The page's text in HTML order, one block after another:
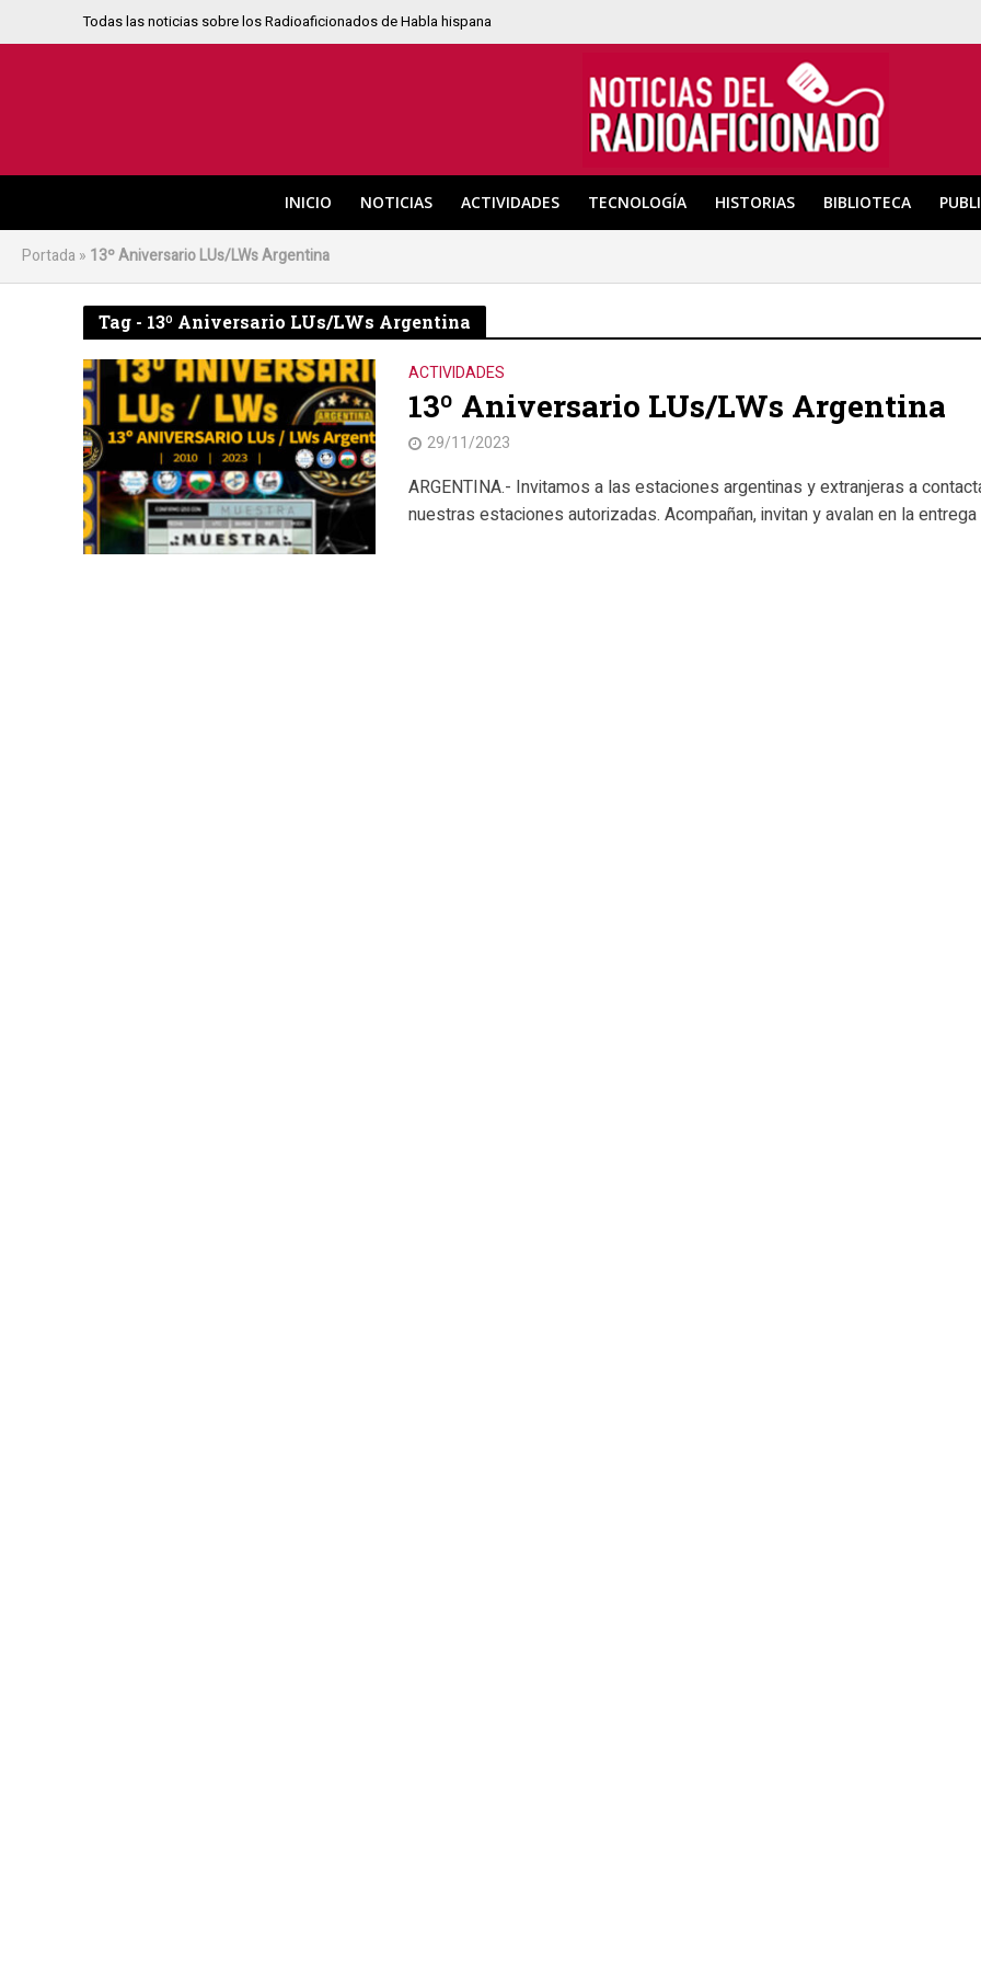
Todas las noticias sobre los Radioaficionados de Habla hispana
INICIO NOTICIAS ACTIVIDADES TECNOLOGÍA HISTORIAS BIBLIOTECA
Portada » 13º Aniversario LUs/LWs Argentina
Tag - 13º Aniversario LUs/LWs Argentina
ACTIVIDADES
13º Aniversario LUs/LWs Argentina
29/11/2023
ARGENTINA.- Invitamos a las estaciones argentinas y extranjeras a
nuestras estaciones autorizadas. Acompañan, invitan y avalan en la entrega